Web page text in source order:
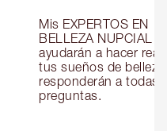
Mis EXPERTOS EN
BELLEZA NUPCIAL te
ayudarán a hacer
tus sueños de belleza
responderán a todas
preguntas.